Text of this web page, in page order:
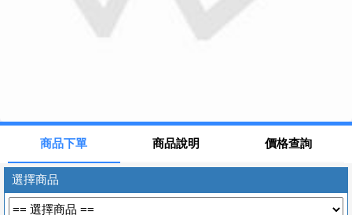
商品下單 商品說明 價格查詢
選擇商品